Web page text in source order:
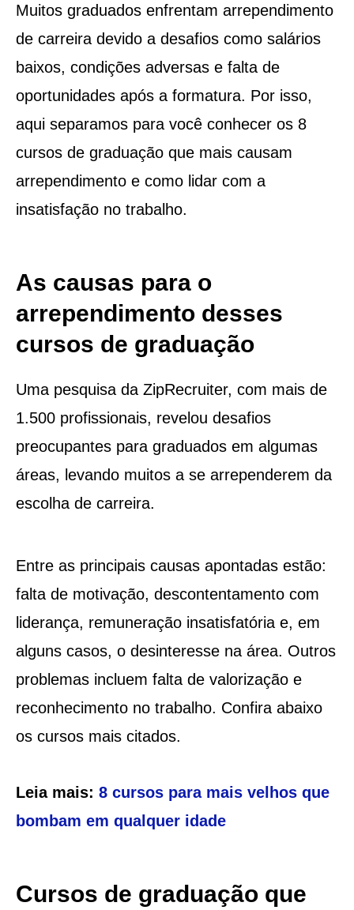
Muitos graduados enfrentam arrependimento
de carreira devido a desafios como salários
baixos, condições adversas e falta de
oportunidades após a formatura. Por isso,
aqui separamos para você conhecer os 8
cursos de graduação que mais causam
arrependimento e como lidar com a
insatisfação no trabalho.
As causas para o
arrependimento desses
cursos de graduação
Uma pesquisa da ZipRecruiter, com mais de
1.500 profissionais, revelou desafios
preocupantes para graduados em algumas
áreas, levando muitos a se arrependerem da
escolha de carreira.
Entre as principais causas apontadas estão:
falta de motivação, descontentamento com
liderança, remuneração insatisfatória e, em
alguns casos, o desinteresse na área. Outros
problemas incluem falta de valorização e
reconhecimento no trabalho. Confira abaixo
os cursos mais citados.
Leia mais: 8 cursos para mais velhos que
bombam em qualquer idade
Cursos de graduação que